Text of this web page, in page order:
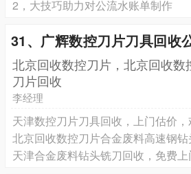
2，大技巧助力对公流水账单制作
31、广辉数控刀片刀具回收
北京回收数控刀片，北京回收数
刀片回收
李经理
天津数控刀片刀具回收，上门估价
北京回收数控刀片合金废料高速钢钻
天津合金废料钻头铣刀回收，免费